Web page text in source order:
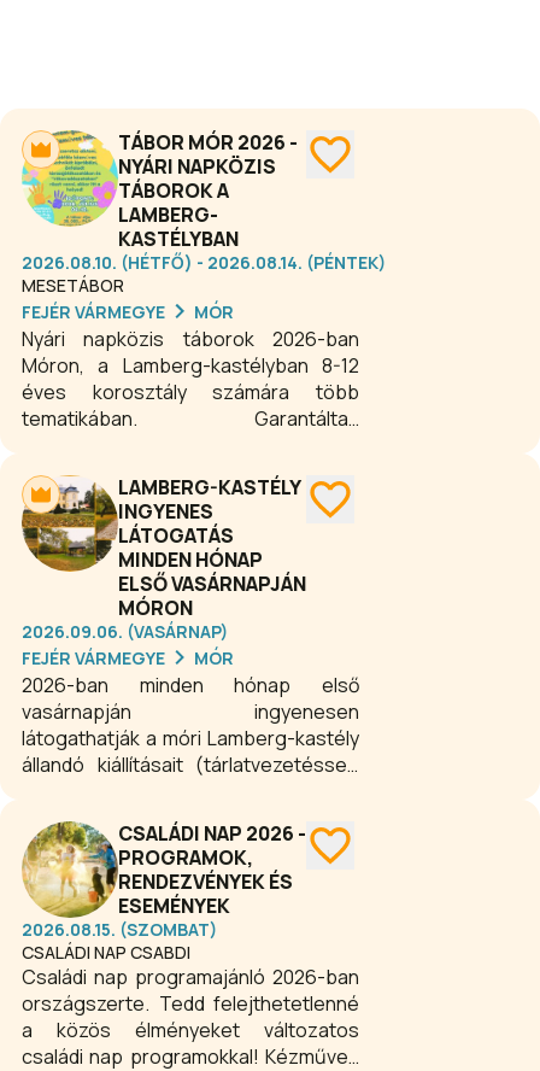
TÁBOR MÓR 2026 -
NYÁRI NAPKÖZIS
TÁBOROK A
LAMBERG-
KASTÉLYBAN
2026.08.10. (HÉTFŐ) - 2026.08.14. (PÉNTEK)
MESETÁBOR
FEJÉR VÁRMEGYE
MÓR
Nyári napközis táborok 2026-ban
Móron, a Lamberg-kastélyban 8-12
éves korosztály számára több
tematikában. Garantáltan
várnak a gyerekekre. Előzetes
jelentkezés szükséges!
LAMBERG-KASTÉLY
INGYENES
LÁTOGATÁS
MINDEN HÓNAP
ELSŐ VASÁRNAPJÁN
MÓRON
2026.09.06. (VASÁRNAP)
FEJÉR VÁRMEGYE
MÓR
2026-ban minden hónap első
vasárnapján ingyenesen
látogathatják a móri Lamberg-kastély
állandó kiállításait (tárlatvezetéssel)
töltötték be, illetve 18 év alatti
személyt kísérő legfeljebb 2 fő. Az
állandó kiállítások kizárólag
tárlatvezetéssel tekinthetők meg!
Tárlatvezetések időpontjai: 10:00,
12:00, 13:30, 15:00.
CSALÁDI NAP 2026 -
PROGRAMOK,
RENDEZVÉNYEK ÉS
ESEMÉNYEK
2026.08.15. (SZOMBAT)
CSALÁDI NAP CSABDI
Családi nap programajánló 2026-ban
országszerte. Tedd felejthetetlenné
a közös élményeket változatos
családi nap programokkal! Kézműves